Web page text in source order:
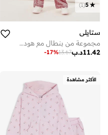
5
(
1
)
ستايلي
مجموعة من بنطال مع هودي مخمل بسحَّاب غلق
د.ب11.42
13.67
-17%
الأكثر مشاهدة